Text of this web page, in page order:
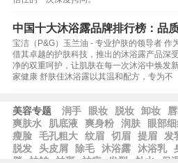
中国十大沐浴露品牌排行榜：品
宝洁（P&G）玉兰油 - 专业护肤的领导者 作
借其卓越的护肤科技，推出的沐浴露产品深
净的双重呵护，让肌肤在每一次沐浴中焕发
家健康 舒肤佳沐浴露以其温和配方，专为不
美容专题 润手 眼妆 脱妆 卸妆
爽肤水
肌底液 爽身粉 润肤 眼部
瘦脸
毛孔粗大 纹眉 切眉 提眉 发
脱发
头皮屑 除毛 沐浴露 沐浴乳